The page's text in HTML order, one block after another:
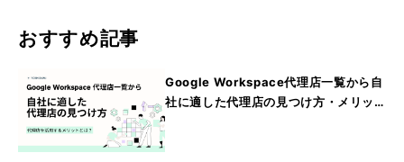
おすすめ記事
Google Workspace代理店一覧から自
社に適した代理店の見つけ方・メリッ